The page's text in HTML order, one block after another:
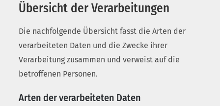
Übersicht der Verarbeitungen
Die nachfolgende Übersicht fasst die Arten der
verarbeiteten Daten und die Zwecke ihrer
Verarbeitung zusammen und verweist auf die
betroffenen Personen.
Arten der verarbeiteten Daten